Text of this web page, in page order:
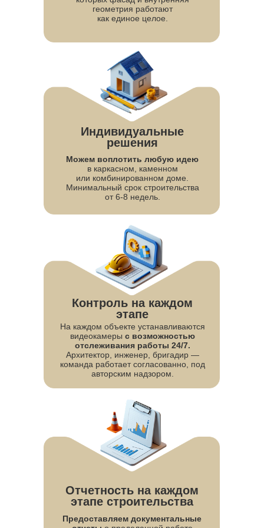
геометрия работают
как единое целое.
Контроль на каждом
этапе
На каждом объекте устанавливаются
видеокамеры с возможностью
отслеживания работы 24/7.
Архитектор, инженер, бригадир —
команда работает согласованно, под
авторским надзором.
Индивидуальные
решения
Можем воплотить любую идею
в каркасном, каменном
или комбинированном доме.
Минимальный срок строительства
от 6-8 недель.
Отчетность на каждом
этапе строительства
Предоставляем документальные
ОПТИДОМ
Евгений Пономаренко,
руководитель компании
«Дом — это пространство, куда люди
жизни. Я хочу быть тем, кто сделает этот
опыт честным, надёжным и соразмерным
ДОМА, КОТОРЫЕ
МОГУТ СТАТЬ
ВАШИМИ